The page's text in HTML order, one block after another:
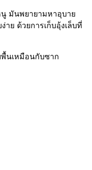
นู มันพยายามหาอุบาย
าย ด้วยการเก็บอุ้งเล็บที่
นเหมือนกับซาก